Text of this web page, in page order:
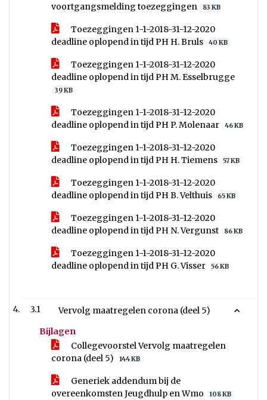
voortgangsmelding toezeggingen
83 KB
Toezeggingen 1-1-2018-31-12-2020
deadline oplopend in tijd PH H. Bruls
40 KB
Toezeggingen 1-1-2018-31-12-2020
deadline oplopend in tijd PH M. Esselbrugge
39 KB
Toezeggingen 1-1-2018-31-12-2020
deadline oplopend in tijd PH P. Molenaar
46 KB
Toezeggingen 1-1-2018-31-12-2020
deadline oplopend in tijd PH H. Tiemens
57 KB
Toezeggingen 1-1-2018-31-12-2020
deadline oplopend in tijd PH B. Velthuis
65 KB
Toezeggingen 1-1-2018-31-12-2020
deadline oplopend in tijd PH N. Vergunst
86 KB
Toezeggingen 1-1-2018-31-12-2020
deadline oplopend in tijd PH G. Visser
56 KB
3.1
Vervolg maatregelen corona (deel 5)
Bijlagen
Collegevoorstel Vervolg maatregelen
corona (deel 5)
144 KB
Generiek addendum bij de
overeenkomsten Jeugdhulp en Wmo
108 KB